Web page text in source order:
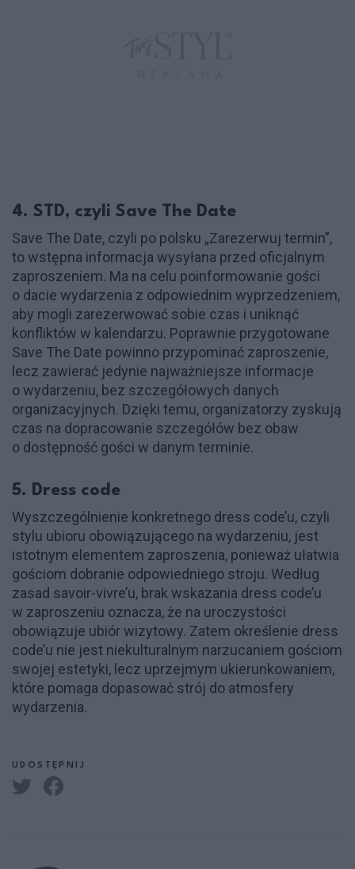
4. STD, czyli Save The Date
Save The Date, czyli po polsku „Zarezerwuj termin”,
to wstępna informacja wysyłana przed oficjalnym
zaproszeniem. Ma na celu poinformowanie gości
o dacie wydarzenia z odpowiednim wyprzedzeniem,
aby mogli zarezerwować sobie czas i uniknąć
konfliktów w kalendarzu. Poprawnie przygotowane
Save The Date powinno przypominać zaproszenie,
lecz zawierać jedynie najważniejsze informacje
o wydarzeniu, bez szczegółowych danych
organizacyjnych. Dzięki temu, organizatorzy zyskują
czas na dopracowanie szczegółów bez obaw
o dostępność gości w danym terminie.
5. Dress code
Wyszczególnienie konkretnego dress code’u, czyli
stylu ubioru obowiązującego na wydarzeniu, jest
istotnym elementem zaproszenia, ponieważ ułatwia
gościom dobranie odpowiedniego stroju. Według
zasad savoir-vivre’u, brak wskazania dress code’u
w zaproszeniu oznacza, że na uroczystości
obowiązuje ubiór wizytowy. Zatem określenie dress
code’u nie jest niekulturalnym narzucaniem gościom
swojej estetyki, lecz uprzejmym ukierunkowaniem,
które pomaga dopasować strój do atmosfery
wydarzenia.
UDOSTĘPNIJ